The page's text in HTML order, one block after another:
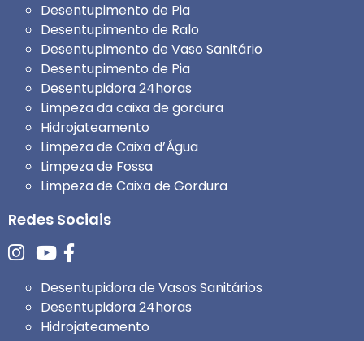
Desentupimento de Pia
Desentupimento de Ralo
Desentupimento de Vaso Sanitário
Desentupimento de Pia
Desentupidora 24horas
Limpeza da caixa de gordura
Hidrojateamento
Limpeza de Caixa d’Água
Limpeza de Fossa
Limpeza de Caixa de Gordura
Redes Sociais
Desentupidora de Vasos Sanitários
Desentupidora 24horas
Hidrojateamento